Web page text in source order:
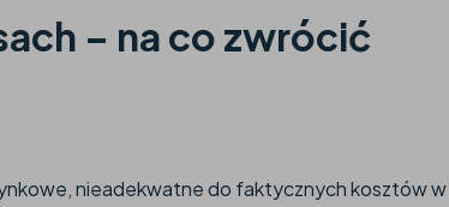
– na co zwrócić
nieadekwatne do faktycznych kosztów w